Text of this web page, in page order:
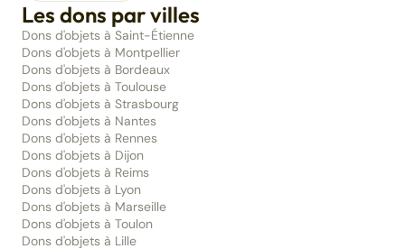
Les dons par villes
Dons d'objets à Saint-Étienne
Dons d'objets à Montpellier
Dons d'objets à Bordeaux
Dons d'objets à Toulouse
Dons d'objets à Strasbourg
Dons d'objets à Nantes
Dons d'objets à Rennes
Dons d'objets à Dijon
Dons d'objets à Reims
Dons d'objets à Lyon
Dons d'objets à Marseille
Dons d'objets à Toulon
Dons d'objets à Lille